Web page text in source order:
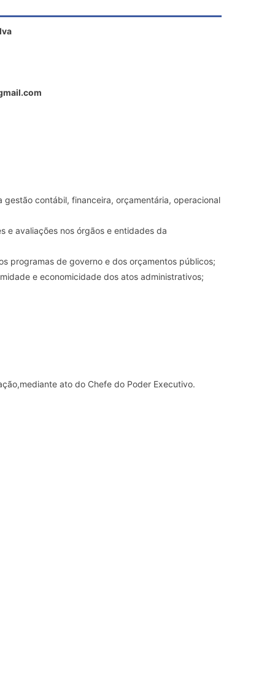
gestão contábil, financeira, orçamentária, operacional
e avaliações nos órgãos e entidades da
programas de governo e dos orçamentos públicos;
e economicidade dos atos administrativos;
ato do Chefe do Poder Executivo.